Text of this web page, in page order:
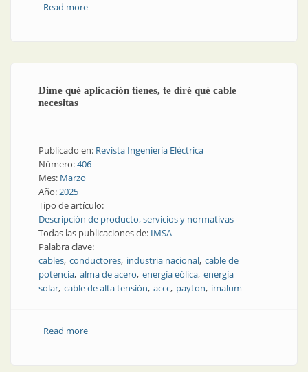
Read moreabout Los desafíos de los cables en la industria de gas
Dime qué aplicación tienes, te diré qué cable
necesitas
Publicado en: Revista Ingeniería Eléctrica
Número:406
Mes: Marzo
Año:2025
Tipo de artículo:
Descripción de producto, servicios y normativas
Todas las publicaciones de: IMSA
Palabra clave:
cables conductores industria nacional cable de
potencia alma de acero energía eólica energía
solar cable de alta tensión accc payton imalum
Read moreabout Dime qué aplicación tienes, te diré qué cable